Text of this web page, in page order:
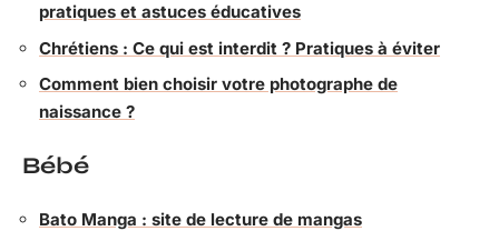
pratiques et astuces éducatives
Chrétiens : Ce qui est interdit ? Pratiques à éviter
Comment bien choisir votre photographe de
naissance ?
Bébé
Bato Manga : site de lecture de mangas